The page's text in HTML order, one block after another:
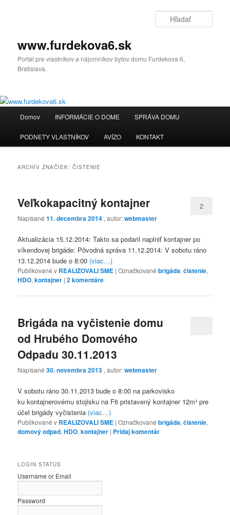
www.furdekova6.sk
Portál pre vlastníkov a nájomníkov bytov domu Furdekova 6,
Bratislava.
Domov INFORMÁCIE O DOME SPRÁVA DOMU
PODNETY VLASTNÍKOV AVÍZO KONTAKT
ARCHÍV ZNAČIEK:ČISTENIE
Veľkokapacitný kontajner
Napísané11. decembra 2014 , autor:webmaster
2
Aktualizácia 15.12.2014: Takto sa podaril naplniť kontajner po
víkendovej brigáde: Pôvodná správa 11.12.2014: V sobotu ráno
13.12.2014 bude o 8:00 (viac…)
Publikované v REALIZOVALI SME |Označkované brigáda,čistenie,
HDO,kontajner |2komentáre
Brigáda na vyčistenie domu
od Hrubého Domového
Odpadu 30.11.2013
Napísané30. novembra 2013 , autor:webmaster
V sobotu ráno 30.11.2013 bude o 8:00 na parkovisko
ku kontajnerovému stojisku na F6 pristavený kontajner 12m³ pre
účel brigády vyčistenia (viac…)
Publikované v REALIZOVALI SME |Označkované brigáda,čistenie,
domový odpad,HDO,kontajner | Pridaj komentár
LOGIN STATUS
Username or Email
Password